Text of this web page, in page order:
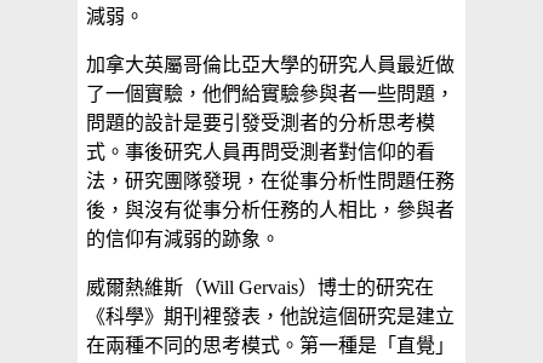
減弱。
加拿大英屬哥倫比亞大學的研究人員最近做
了一個實驗，他們給實驗參與者一些問題，
問題的設計是要引發受測者的分析思考模
式。事後研究人員再問受測者對信仰的看
法，研究團隊發現，在從事分析性問題任務
後，與沒有從事分析任務的人相比，參與者
的信仰有減弱的跡象。
威爾熱維斯（Will Gervais）博士的研究在
《科學》期刊裡發表，他說這個研究是建立
在兩種不同的思考模式。第一種是「直覺」